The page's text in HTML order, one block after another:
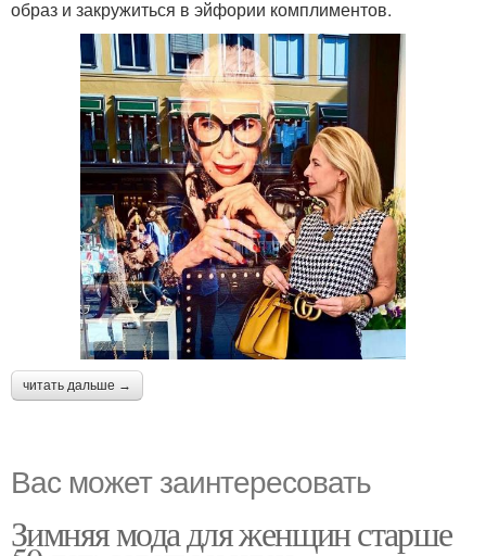
образ и закружиться в эйфории комплиментов.
читать дальше →
Вас может заинтересовать
Зимняя мода для женщин старше